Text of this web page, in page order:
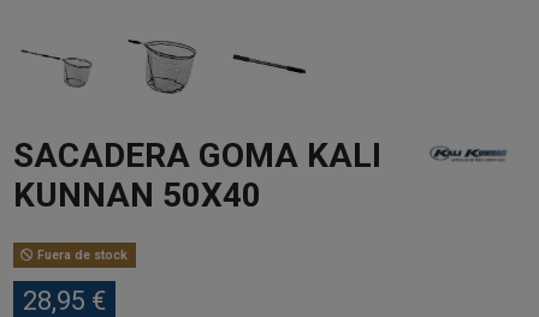
SACADERA GOMA KALI
KUNNAN 50X40
Fuera de stock
28,95 €